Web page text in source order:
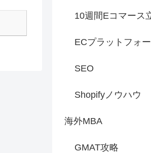
10週間Eコマース
ECプラットフォ
SEO
Shopifyノウハウ
海外MBA
GMAT攻略